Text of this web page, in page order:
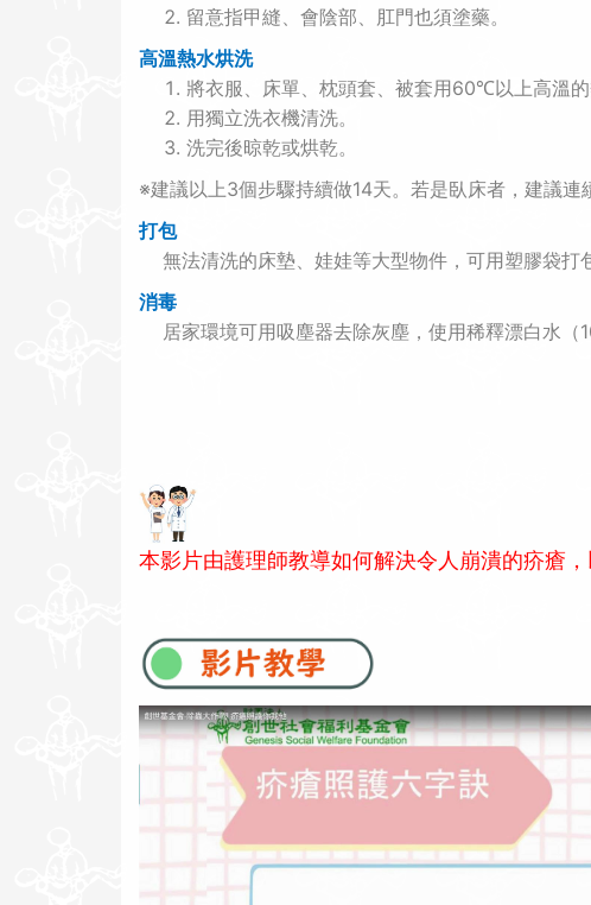
留意指甲縫、會陰部、肛門也須塗藥。
高溫熱水烘洗
將衣服、床單、枕頭套、被套用60℃以上高溫
用獨立洗衣機清洗。
洗完後晾乾或烘乾。
※建議以上3個步驟持續做14天。若是臥床者，建議連
打包
無法清洗的床墊、娃娃等大型物件，可用塑膠袋打
消毒
居家環境可用吸塵器去除灰塵，使用稀釋漂白水（
本影片由護理師教導如何解決令人崩潰的疥瘡